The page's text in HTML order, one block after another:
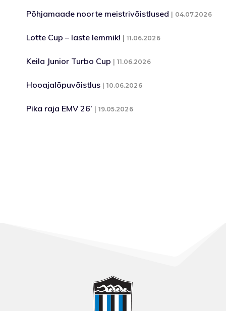
Põhjamaade noorte meistrivõistlused 04.07.2026
Lotte Cup – laste lemmik! 11.06.2026
Keila Junior Turbo Cup 11.06.2026
Hooajalõpuvõistlus 10.06.2026
Pika raja EMV 26’ 19.05.2026